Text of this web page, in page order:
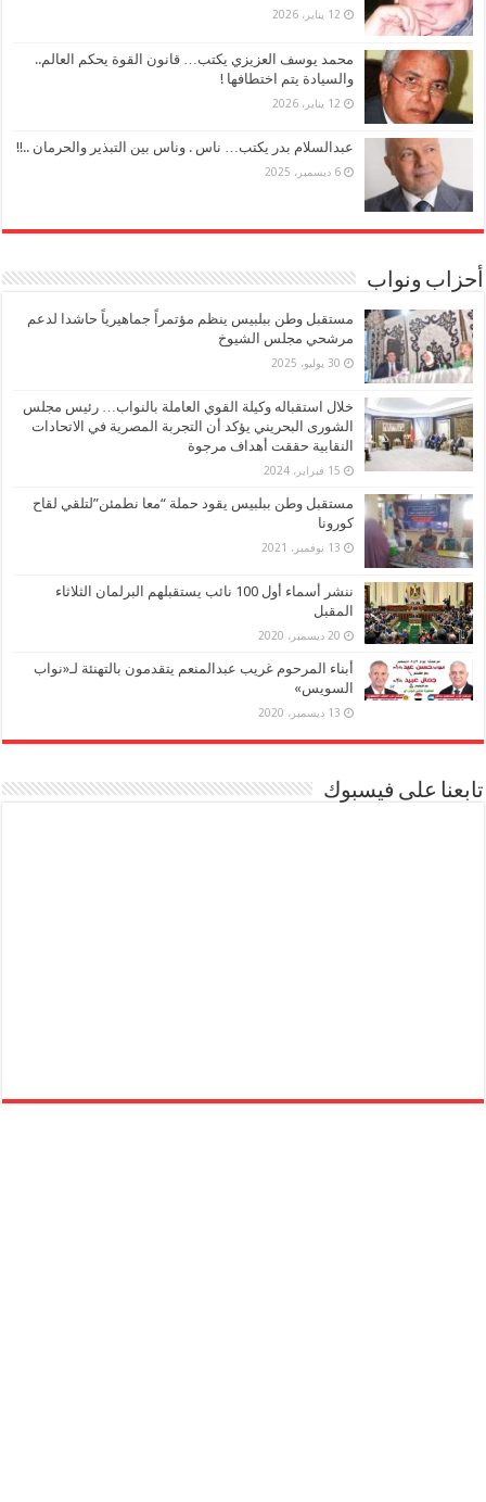
12 يناير، 2026
محمد يوسف العزيزي يكتب… قانون القوة يحكم العالم..
والسيادة يتم اختطافها !
12 يناير، 2026
عبدالسلام بدر يكتب… ناس . وناس بين التبذير والحرمان ..!!
6 ديسمبر، 2025
أحزاب ونواب
مستقبل وطن ببلبيس ينظم مؤتمراً جماهيرياً حاشدا لدعم
مرشحي مجلس الشيوخ
30 يوليو، 2025
خلال استقباله وكيلة القوي العاملة بالنواب… رئيس مجلس
الشورى البحريني يؤكد أن التجربة المصرية في الاتحادات
النقابية حققت أهداف مرجوة
15 فبراير، 2024
مستقبل وطن ببلبيس يقود حملة “معا نطمئن”لتلقي لقاح
كورونا
13 نوفمبر، 2021
ننشر أسماء أول 100 نائب يستقبلهم البرلمان الثلاثاء
المقبل
20 ديسمبر، 2020
أبناء المرحوم غريب عبدالمنعم يتقدمون بالتهنئة لـ«نواب
السويس»
13 ديسمبر، 2020
تابعنا على فيسبوك